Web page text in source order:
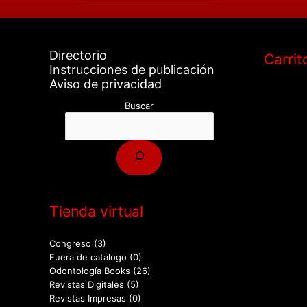
Directorio
Instrucciones de publicación
Aviso de privacidad
Buscar
Tienda virtual
Congreso (3)
Fuera de catalogo (0)
Odontología Books (26)
Revistas Digitales (5)
Revistas Impresas (0)